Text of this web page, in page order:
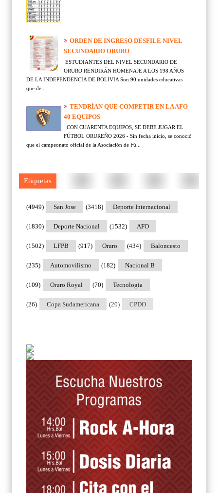
ORDEN DE INGRESO DESFILE NIVEL
SECUNDARIO ORURO
ESTUDIANTES DEL NIVEL SECUNDARIO DE
ORURO RENDIRÁN HOMENAJE A LOS 198 AÑOS
DE LA INDEPENDENCIA DE BOLIVIA Son 90 unidades educativas
que de...
TENDRÍAN QUE COMPETIR EN LA AFO
40 EQUIPOS
CON CUARENTA EQUIPOS, SE DEBE JUGAR EL
FÚTBOL ORUREÑO 2026 - Sin fecha inicio, se conoció
que el campeonato oficial de la Asociación de Fú...
Etiquetas
San Jose
(4949) Deporte Internacional
(3418)
Deporte Nacional
(1830) AFO
(1532)
LFPB
(1502) Oruro
(917) Baloncesto
(434)
Automovilismo
(235) Nacional B
(182)
Oruro Royal
(109) Tecnologia
(70)
Copa Sudamericana
(26) CPDO
(20)